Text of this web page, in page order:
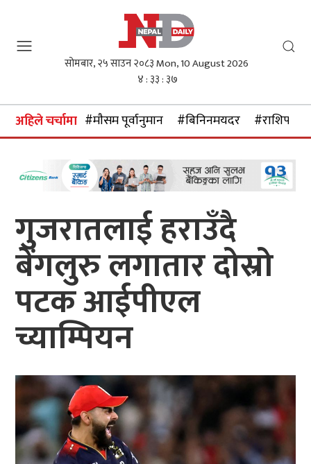
सोमबार, २५ साउन २०८३Mon, 10 August 2026
४ : ३३ : ३८
अहिले चर्चामा #माैसम पूर्वानुमान #बिनिनमयदर #राशिफल
गुजरातलाई हराउँदै
बेंगलुरु लगातार दोस्रो
पटक आईपीएल
च्याम्पियन